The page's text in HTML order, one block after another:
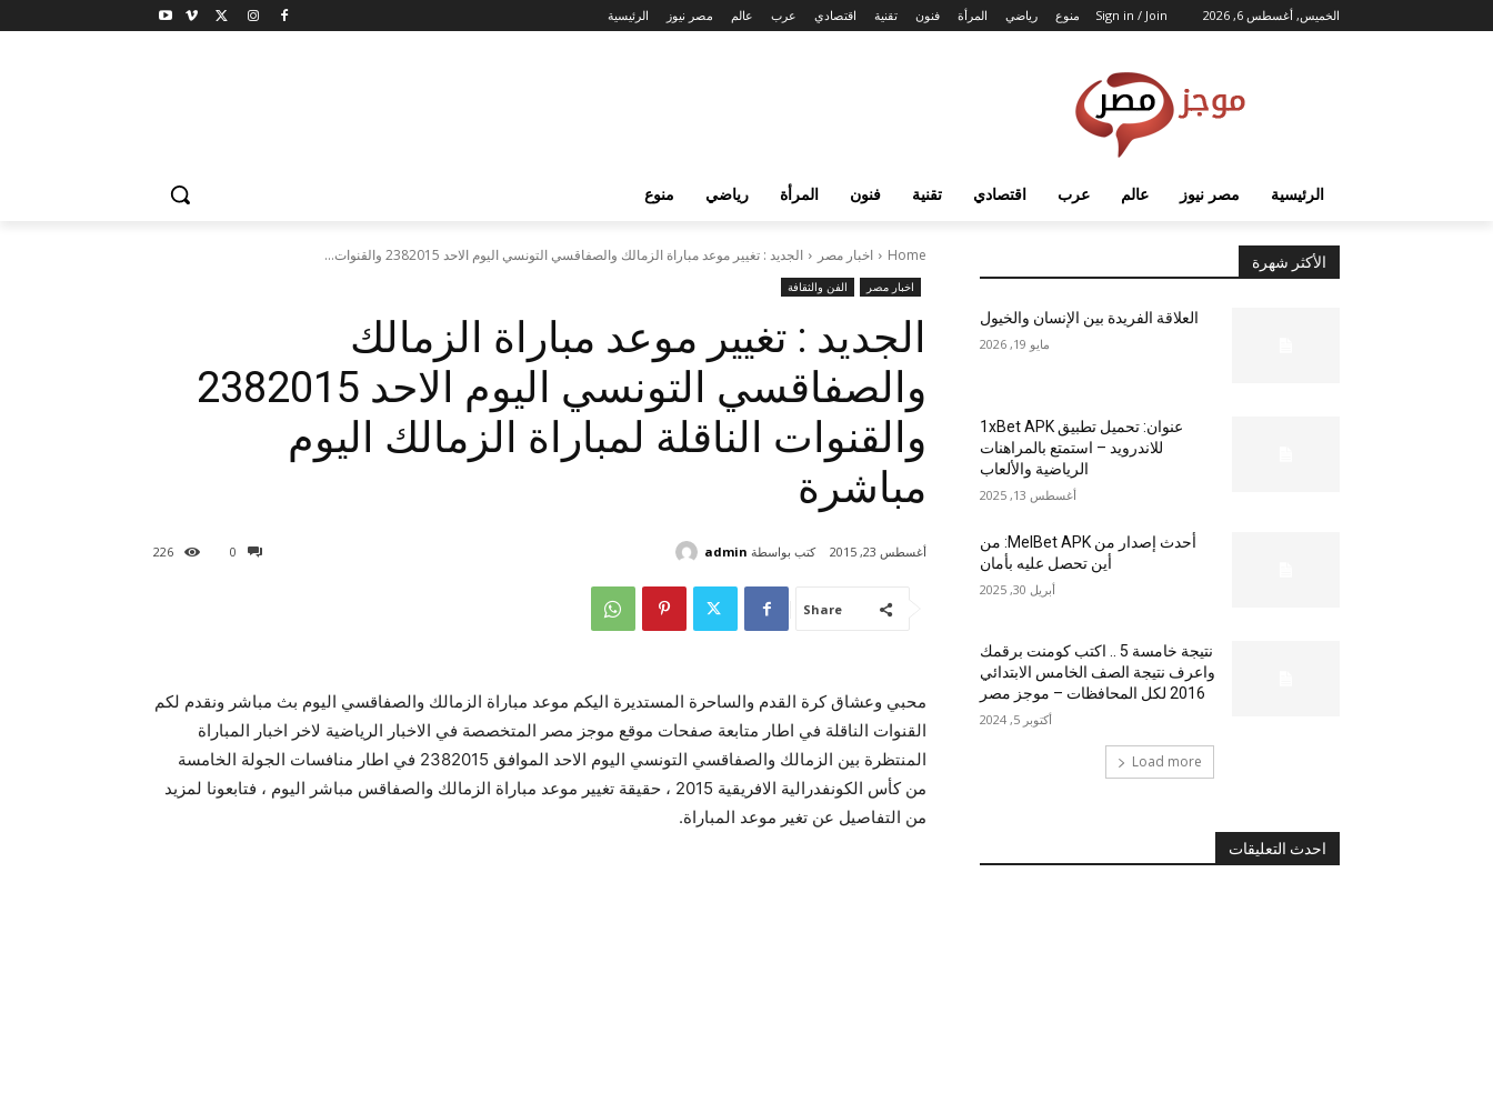
الخميس, أغسطس 6, 2026 Sign in / Join الرئيسية مصر نيوز عالم عرب اقتصادي تقنية فنون المرأة رياضي منوع
الرئيسية مصر نيوز عالم عرب اقتصادي تقنية فنون المرأة رياضي منوع
Home اخبار مصر الجديد : تغيير موعد مباراة الزمالك والصفاقسي التونسي اليوم الاحد 2382015 والقنوات...
اخبار مصر الفن والثقافة
الجديد : تغيير موعد مباراة الزمالك
والصفاقسي التونسي اليوم الاحد 2382015
والقنوات الناقلة لمباراة الزمالك اليوم
مباشرة
0
226 أغسطس 23, 2015 كتب بواسطة admin
Share
محبي وعشاق كرة القدم والساحرة المستديرة اليكم موعد مباراة الزمالك والصفاقسي اليوم بث مباشر ونقدم لكم
القنوات الناقلة في اطار متابعة صفحات موقع موجز مصر المتخصصة في الاخبار الرياضية لاخر اخبار المباراة
المنتظرة بين الزمالك والصفاقسي التونسي اليوم الاحد الموافق 2382015 في اطار منافسات الجولة الخامسة
من كأس الكونفدرالية الافريقية 2015 ، حقيقة تغيير موعد مباراة الزمالك والصفاقس مباشر اليوم ، فتابعونا لمزيد
من التفاصيل عن تغير موعد المباراة.
الأكثر شهرة
العلاقة الفريدة بين الإنسان والخيول
مايو 19, 2026
عنوان: تحميل تطبيق 1xBet APK
للاندرويد – استمتع بالمراهنات
الرياضية والألعاب
أغسطس 13, 2025
أحدث إصدار من MelBet APK: من
أين تحصل عليه بأمان
أبريل 30, 2025
نتيجة خامسة 5 .. اكتب كومنت برقمك
واعرف نتيجة الصف الخامس الابتدائي
2016 لكل المحافظات – موجز مصر
أكتوبر 5, 2024
Load more
احدث التعليقات